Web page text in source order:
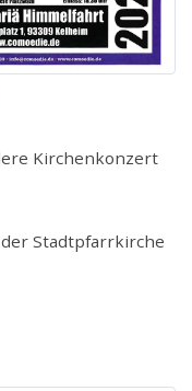
Kirchenkonzert
Stadtpfarrkirche